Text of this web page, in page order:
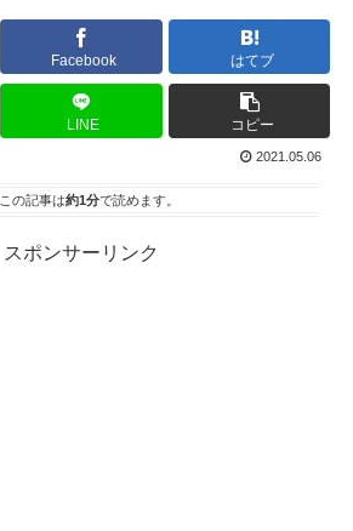
Facebook はてブ
LINE コピー
2021.05.06
この記事は約1分で読めます。
スポンサーリンク